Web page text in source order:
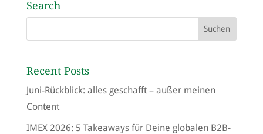
Search
Recent Posts
Juni-Rückblick: alles geschafft – außer meinen
Content
IMEX 2026: 5 Takeaways für Deine globalen B2B-